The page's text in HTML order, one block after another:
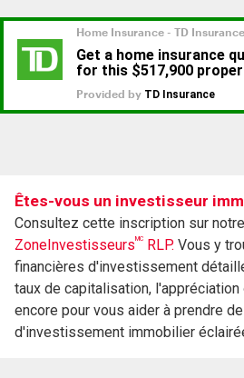
Êtes-vous un investisseur
Consultez cette inscription sur
ZoneInvestisseursMC RLP. Vous y
financières d'investissement
taux de capitalisation, l'appréciation
encore pour vous aider à prendre
d'investissement immobilier